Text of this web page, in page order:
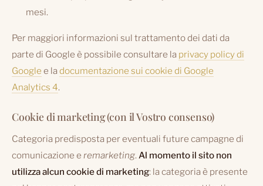
mesi.
Per maggiori informazioni sul trattamento dei dati da
parte di Google è possibile consultare la privacy policy di
Google e la documentazione sui cookie di Google
Analytics 4.
Cookie di marketing (con il Vostro consenso)
Categoria predisposta per eventuali future campagne di
comunicazione e remarketing. Al momento il sito non
utilizza alcun cookie di marketing: la categoria è presente